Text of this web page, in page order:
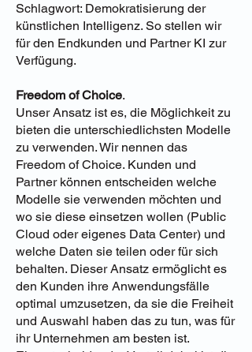
Schlagwort: Demokratisierung der
künstlichen Intelligenz. So stellen wir
für den Endkunden und Partner KI zur
Verfügung.
Freedom of Choice.
Unser Ansatz ist es, die Möglichkeit zu
bieten die unterschiedlichsten Modelle
zu verwenden. Wir nennen das
Freedom of Choice. Kunden und
Partner können entscheiden welche
Modelle sie verwenden möchten und
wo sie diese einsetzen wollen (Public
Cloud oder eigenes Data Center) und
welche Daten sie teilen oder für sich
behalten. Dieser Ansatz ermöglicht es
den Kunden ihre Anwendungsfälle
optimal umzusetzen, da sie die Freiheit
und Auswahl haben das zu tun, was für
ihr Unternehmen am besten ist.